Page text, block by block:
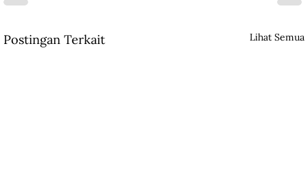
Postingan Terkait Lihat Semua